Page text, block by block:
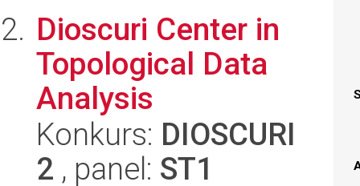
Dioscuri Center in
Topological Data
Analysis
Konkurs: DIOSCURI
2 , panel: ST1